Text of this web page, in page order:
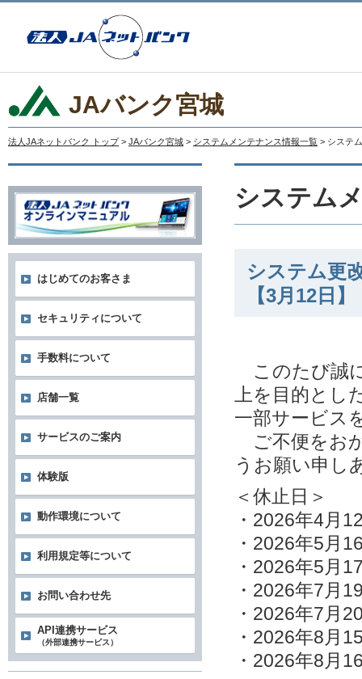
JAバンク宮城
法人JAネットバンク トップ > JAバンク宮城 > システムメンテナンス情報一覧 > システ
システム
システム更
【3月12日】
このたび誠
上を目的とし
一部サービス
ご不便をお
うお願い申し
＜休止日＞
・2026年4
・2026年5月
・2026年5月
・2026年7月
・2026年7月
・2026年8月
・2026年8月
はじめてのお客さま
セキュリティについて
手数料について
店舗一覧
サービスのご案内
体験版
動作環境について
利用規定等について
お問い合わせ先
API連携サービス
（外部連携サービス）